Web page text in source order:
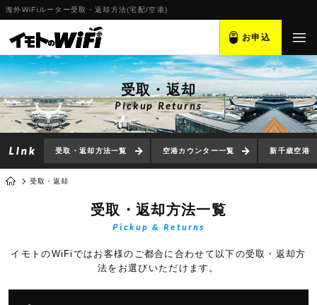
海外WiFiルーター受取・返却方法(宅配/空港)
お申込
受取・返却
Pickup Returns
受取・返却方法一覧 空港カウンター一覧 新千歳空港
受取・返却
受取・返却方法一覧
Pickup & Returns
イモトのWiFiではお客様のご都合に合わせて以下の受取・返却方
法をお選びいただけます。